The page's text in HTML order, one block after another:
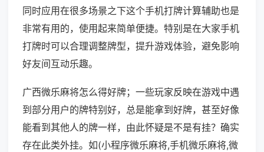
同时应用在很多场景之下这个手机打牌计算辅助也是
非常有用的，使用起来简单便捷。特别是在大家手机
打牌时可以合理调整牌型，提升游戏体验，避免影响
好友间互动乐趣。
广西微乐麻将怎么得好牌；一些玩家反映在游戏中遇
到部分用户的牌特别好，总是能拿到好牌，甚至好像
能看到其他人的牌一样，由此怀疑是不是有挂？确实
存在此类外挂。如(小程序微乐麻将,手机微乐麻将,微